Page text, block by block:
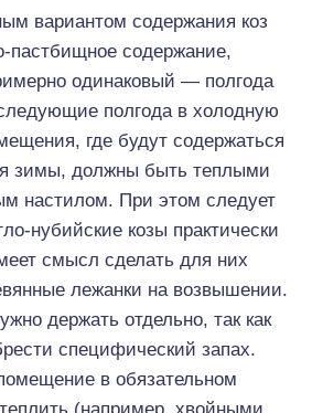
вариантом содержания коз
пастбищное содержание,
одинаковый — полгода
полгода в холодную
где будут содержаться
зимы, должны быть теплыми
настилом. При этом следует
нубийские козы практически
смысл сделать для них
лежанки на возвышении.
держать отдельно, так как
специфический запах.
в обязательном